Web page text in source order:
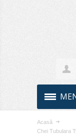
Acasă
Chei Tubulara